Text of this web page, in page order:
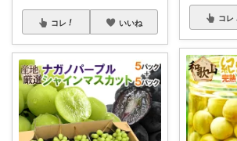
コレ いいね
コレ